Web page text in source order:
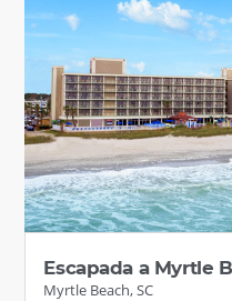
Escapada a Myrtle
Myrtle Beach, SC